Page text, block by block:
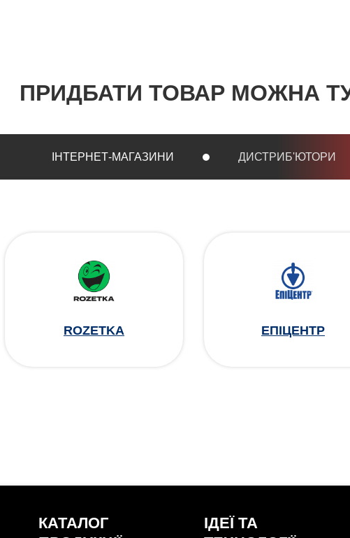
ПРИДБАТИ ТОВАР МОЖНА
ІНТЕРНЕТ-МАГАЗИНИ ДИСТРИБ'ЮТОРИ
ROZETKA ЕПІЦЕНТР
КАТАЛОГ
ІДЕЇ ТА